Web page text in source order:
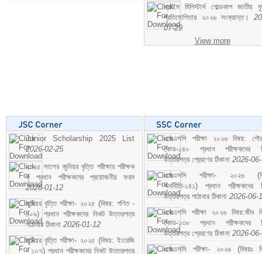
প্রাইম মিনিস্টার্স গোল্ডকাপ জাতীয়
প্রতিযোগিতায় ২০২৬ সংক্রান্ত।
07-29
View more
Junior Scholarship 2025 List
2026-02-25
২০২৫ সালের জুনিয়র বৃত্তি পরীক্ষার পরীক্ষক
ও প্রধান পরীক্ষকদের প্রয়োজনীয় ফরম
2026-01-12
জুনিয়র বৃত্তি পরীক্ষা- ২০২৫ (বিষয়: গণিত -
১০৯) প্রধান পরীক্ষকদের নিকট উত্তরপত্র
পাঠাবার ঠিকানা 2026-01-12
জুনিয়র বৃত্তি পরীক্ষা- ২০২৫ (বিষয়: ইংরেজি
- ১০৭) প্রধান পরীক্ষকদের নিকট উত্তরপত্র
এসএসসি পরীক্ষা ২০২৬ বিষয়:
কোড-১৪০ প্রধান পরীক্ষকদের
উত্তরপত্র প্রেরণের ঠিকানা 2026-
এসএসসি পরীক্ষা- ২০২৬
অর্থনীতি-১৪১) প্রধান পরীক্ষকদের
উত্তরপত্র পাঠাবার ঠিকানা 2026-06-
এসএসসি পরীক্ষা ২০২৬ বিষয়:জীব
কোড-১৩৮ প্রধান পরীক্ষকদের
উত্তরপত্র প্রেরণের ঠিকানা 2026-
এসএসসি পরীক্ষা- ২০২৬ (বিষয়ঃ